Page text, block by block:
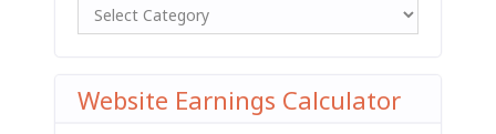
Website Earnings Calculator